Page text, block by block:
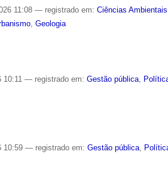
11:08— registrado em:Ciências Ambientais
,Geologia
10:11— registrado em:Gestão pública
10:59— registrado em:Gestão pública,